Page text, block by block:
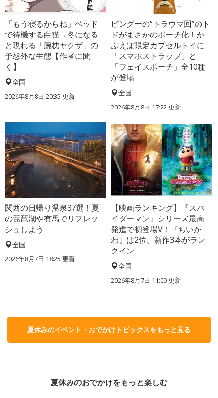
「もう寝るからね」ベッド
で待機する白猫→冬になる
と現れる「腕枕ヤクザ」の
予想外な生態【作者に聞
く】
全国
2026年8月8日 20:35 更新
ピングーの“トラウマ回”のト
ドがまさかのポーチ化！か
ぷえぼ限定カプセルトイに
「スマホストラップ」と
「フェイスポーチ」全10種
が登場
全国
2026年8月8日 17:22更新
関西の日帰り温泉37選！夏
の琵琶湖や有馬でリフレッ
シュしよう
全国
2026年8月7日 18:25 更新
【映画ランキング】『スパ
イダーマン』シリーズ最高
発進で初登場V！『ちいか
わ』は2位、新作3本がラン
クイン
全国
2026年8月7日 11:00更新
夏休みのイベント・おでかけトピックスをもっと見る
夏休みのおでかけをもっと楽しむ